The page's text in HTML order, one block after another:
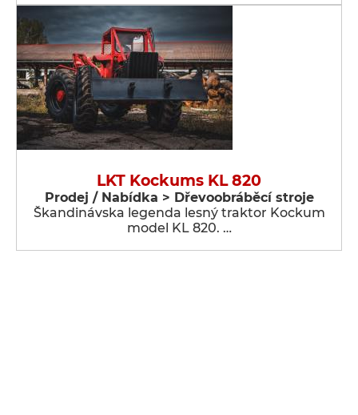
LKT Kockums KL 820
Prodej / Nabídka > Dřevoobráběcí stroje
Škandinávska legenda lesný traktor Kockum
model KL 820. …